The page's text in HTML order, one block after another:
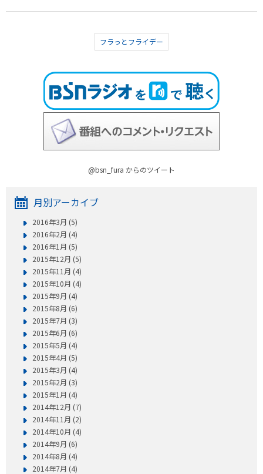
フラっとフライデー
@bsn_fura からのツイート
月別アーカイブ
2016年3月 (5)
2016年2月 (4)
2016年1月 (5)
2015年12月 (5)
2015年11月 (4)
2015年10月 (4)
2015年9月 (4)
2015年8月 (6)
2015年7月 (3)
2015年6月 (6)
2015年5月 (4)
2015年4月 (5)
2015年3月 (4)
2015年2月 (3)
2015年1月 (4)
2014年12月 (7)
2014年11月 (2)
2014年10月 (4)
2014年9月 (6)
2014年8月 (4)
2014年7月 (4)